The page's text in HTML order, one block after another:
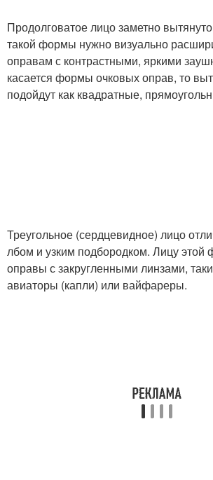
Продолговатое лицо заметно
такой формы нужно визуально
оправам с контрастными, яркими
касается формы очковых оправ, то
подойдут как квадратные,
Треугольное (сердцевидное) лицо
лбом и узким подбородком. Лицу
оправы с закругленными линзами,
авиаторы (капли) или вайфареры.